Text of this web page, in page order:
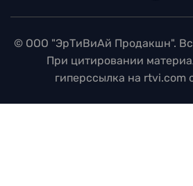
© ООО "ЭрТиВиАй Продакшн".
При цитировании
гиперссылка на rtvi.com